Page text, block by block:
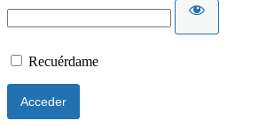
Recuérdame